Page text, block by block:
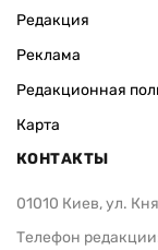
Редакция
Реклама
Редакционная
Карта
КОНТАКТЫ
01010 Киев, ул.
Телефон